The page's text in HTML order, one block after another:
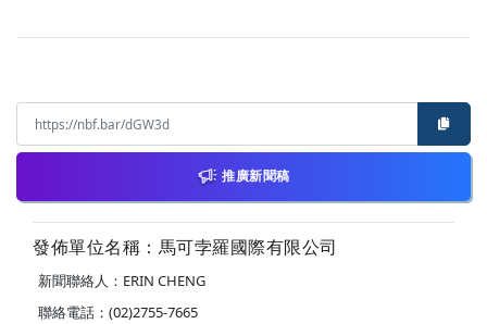
推廣新聞稿
發佈單位名稱：馬可孛羅國際有限公司
新聞聯絡人：ERIN CHENG
聯絡電話：(02)2755-7665